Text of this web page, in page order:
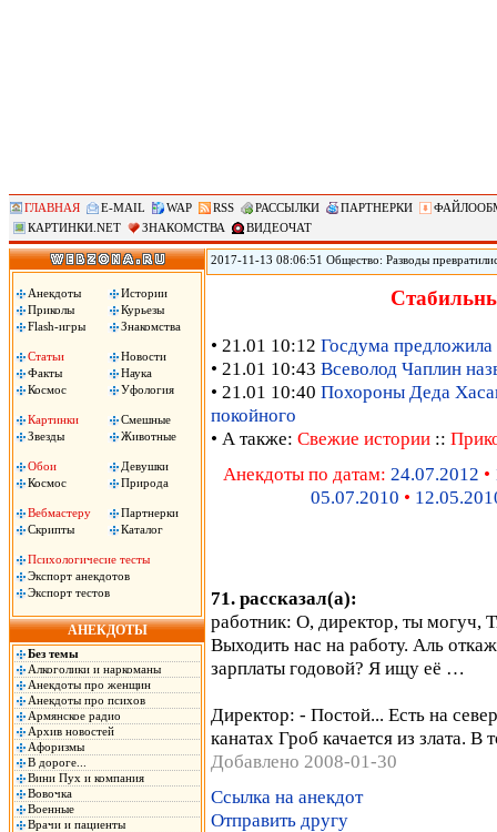
ГЛАВНАЯ E-MAIL WAP RSS РАССЫЛКИ ПАРТНЕРКИ
КАРТИНКИ.NET
ЗНАКОМСТВА ВИДЕОЧАТ
Анекдоты
Истории
Приколы
Курьезы
Flash-игры
Знакомства
Статьи
Новости
Факты
Наука
Космос
Уфология
Картинки
Смешные
Звезды
Животные
Обои
Девушки
Космос
Природа
Вебмастеру
Партнерки
Скрипты
Каталог
Психологичесие тесты
Экспорт анекдотов
Экспорт тестов
АНЕКДОТЫ
Без темы
Алкоголики и наркоманы
Анекдоты про женщин
Анекдоты про психов
Армянское радио
Архив новостей
Афоризмы
В дороге...
Вини Пух и компания
Вовочка
Военные
Врачи и пациенты
2017-11-13 08:06:51 Общество: Разводы
мировое лидерство по такому показателю, как
необходимо определиться с вектором его развития.
• 21.01 10:12 Госдума предложила
• 21.01 10:43 Всеволод Чаплин
• 21.01 10:40 Похороны Деда
покойного
• А также: Свежие истории ::
Анекдоты по датам: 24.07.2012 •
05.07.2010 •
71. рассказал(а):
работник: О, директор, ты могуч,
Выходить нас на работу. Аль
зарплаты годовой? Я ищу её …
Директор: - Постой... Есть на
канатах Гроб качается из злата. В
Добавлено 2008-01-30
Ссылка на анекдот
Отправить другу